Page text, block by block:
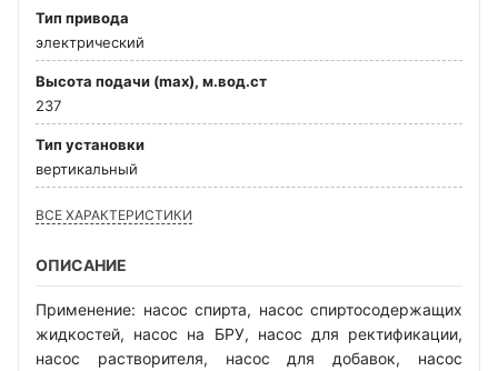
Тип привода
электрический
Высота подачи (max), м.вод.ст
237
Тип установки
вертикальный
ВСЕ ХАРАКТЕРИСТИКИ
ОПИСАНИЕ
Применение: насос спирта, насос спиртосодержащих
жидкостей, насос на БРУ, насос для ректификации,
насос растворителя, насос для добавок, насос